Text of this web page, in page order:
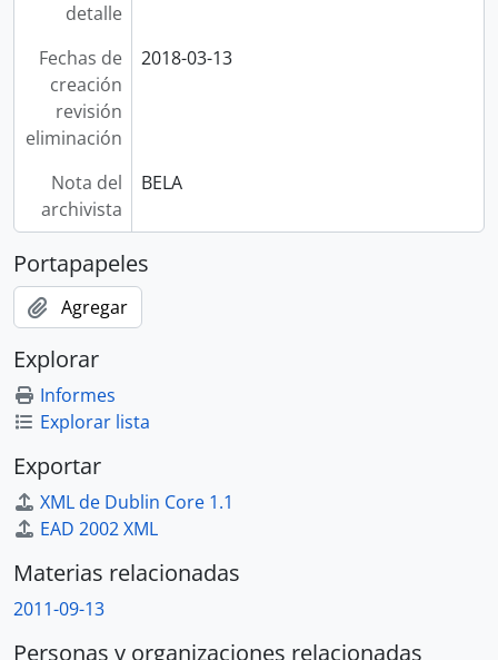
detalle
Fechas de
creación
revisión
eliminación
2018-03-13
Nota del
archivista
BELA
Portapapeles
Agregar
Explorar
Informes
Explorar lista
Exportar
XML de Dublin Core 1.1
EAD 2002 XML
Materias relacionadas
2011-09-13
Personas y organizaciones relacionadas